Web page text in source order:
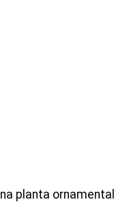
planta ornamental